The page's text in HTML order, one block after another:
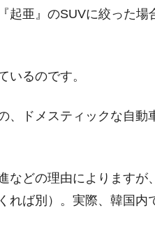
績「史上最高益」当期純利益
(水)もサイドカー・サーキッ
亜』のSUVに絞った場
いるのです。
、ドメスティックな自動
などの理由によりますが
れば別）。実際、韓国内